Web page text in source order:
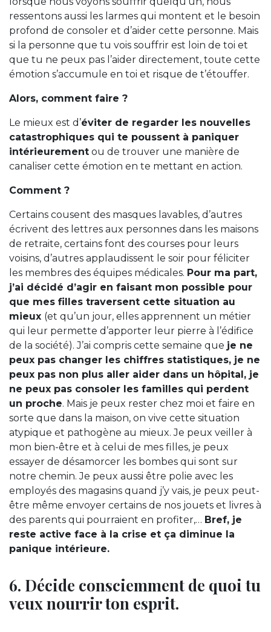
ressentons aussi les larmes qui montent et le besoin
profond de consoler et d’aider cette personne. Mais
si la personne que tu vois souffrir est loin de toi et
que tu ne peux pas l’aider directement, toute cette
émotion s’accumule en toi et risque de t’étouffer.
Alors, comment faire ?
Le mieux est d’éviter de regarder les nouvelles
catastrophiques qui te poussent à paniquer
intérieurement ou de trouver une manière de
canaliser cette émotion en te mettant en action.
Comment ?
Certains cousent des masques lavables, d’autres
écrivent des lettres aux personnes dans les maisons
de retraite, certains font des courses pour leurs
voisins, d’autres applaudissent le soir pour féliciter
les membres des équipes médicales. Pour ma part,
j’ai décidé d’agir en faisant mon possible pour
que mes filles traversent cette situation au
mieux (et qu’un jour, elles apprennent un métier
qui leur permette d’apporter leur pierre à l’édifice
de la société). J’ai compris cette semaine que je ne
peux pas changer les chiffres statistiques, je ne
peux pas non plus aller aider dans un hôpital, je
ne peux pas consoler les familles qui perdent
un proche. Mais je peux rester chez moi et faire en
sorte que dans la maison, on vive cette situation
atypique et pathogène au mieux. Je peux veiller à
mon bien-être et à celui de mes filles, je peux
essayer de désamorcer les bombes qui sont sur
notre chemin. Je peux aussi être polie avec les
employés des magasins quand j’y vais, je peux peut-
être même envoyer certains de nos jouets et livres à
des parents qui pourraient en profiter,… Bref, je
reste active face à la crise et ça diminue la
panique intérieure.
6. Décide consciemment de quoi tu
veux nourrir ton esprit.